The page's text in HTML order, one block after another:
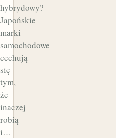
hybrydowy?
Japońskie
marki
samochodowe
cechują
się
tym,
że
inaczej
robią
i…